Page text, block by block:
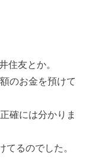
住友とか。
のお金を預けて
確には分かりま
るのでした。